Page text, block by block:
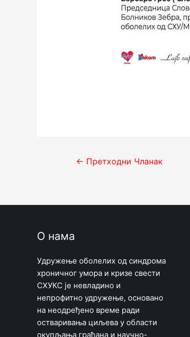
Кретање
← Претходни Чланак
О нама
Удружење оболелих од синдрома
хроничног умора и кризе свести
СХУКС је невладино и
непрофитно удружење, основано
на неодређено време ради
остваривања циљева у области
окупљања грађана и научно-